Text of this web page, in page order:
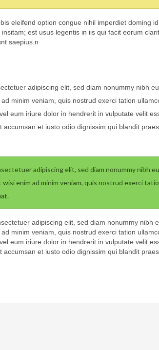
eleifend option congue nihil imperdiet doming
est usus legentis in iis qui facit eorum
saepius.n
adipiscing elit, sed diam nonummy nibh
minim veniam, quis nostrud exerci tation
eum iriure dolor in hendrerit in vulputate velit
accumsan et iusto odio dignissim qui blandit
adipiscing elit, sed diam nonummy nibh
enim ad minim veniam, quis nostrud exerci
adipiscing elit, sed diam nonummy nibh
minim veniam, quis nostrud exerci tation
eum iriure dolor in hendrerit in vulputate velit
accumsan et iusto odio dignissim qui blandit